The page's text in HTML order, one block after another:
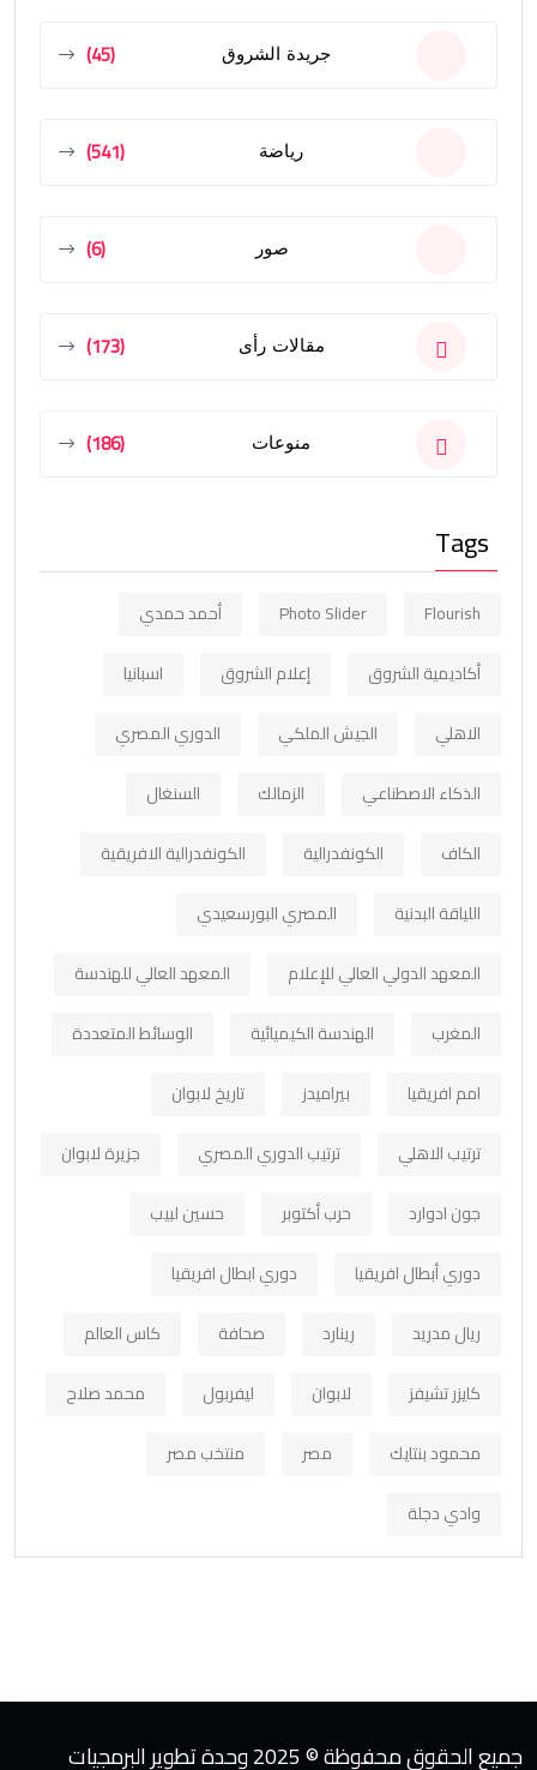
جريدة الشروق (45)
رياضة (541)
صور (6)
مقالات رأى (173)
منوعات (186)
Tags
Flourish
Photo Slider
أحمد حمدي
أكاديمية الشروق
إعلام الشروق
اسبانيا
الاهلي
الجيش الملكي
الدوري المصري
الذكاء الاصطناعي
الزمالك
السنغال
الكاف
الكونفدرالية
الكونفدرالية الافريقية
اللياقة البدنية
المصري البورسعيدي
المعهد الدولي العالي للإعلام
المعهد العالي للهندسة
المغرب
الهندسة الكيميائية
الوسائط المتعددة
امم افريقيا
بيراميدز
تاريخ لابوان
ترتيب الاهلي
ترتيب الدوري المصري
جزيرة لابوان
جون ادوارد
حرب أكتوبر
حسين لبيب
دوري أبطال افريقيا
دوري ابطال افريقيا
ريال مدريد
رينارد صحافة
كاس العالم
كايزر تشيفز
لابوان ليفربول
محمد صلاح
محمود بنتايك
مصر
منتخب مصر
وادي دجلة
جميع الحقوق محفوظة © 2025 وحدة تطوير البرمجيات